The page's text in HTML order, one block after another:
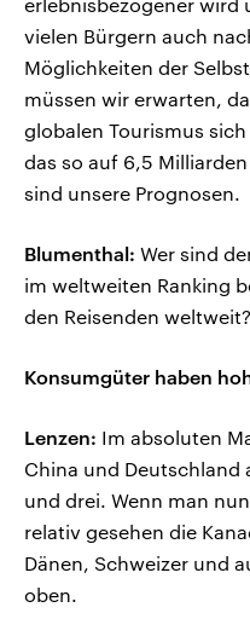
erlebnisbezogener wird
vielen Bürgern auch
Möglichkeiten der
müssen wir erwarten,
globalen Tourismus
das so auf 6,5
sind unsere Prognosen.
Blumenthal: Wer sind
im weltweiten Ranking
den Reisenden
Konsumgüter haben
Lenzen: Im absoluten
China und Deutschland
und drei. Wenn man
relativ gesehen die
Dänen, Schweizer und
oben.